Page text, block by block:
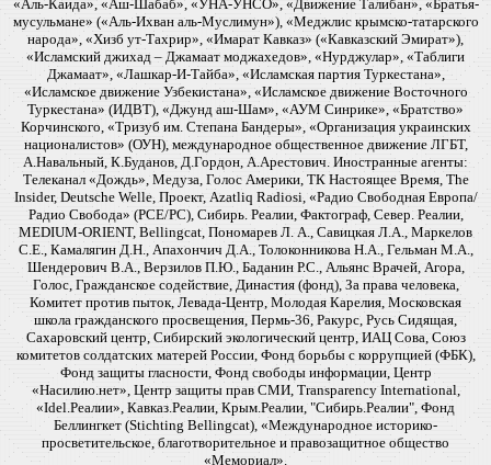
«Аль-Каида», «Аш-Шабаб», «УНА-УНСО», «Движение Талибан», «Братья-
мусульмане» («Аль-Ихван аль-Муслимун»), «Меджлис крымско-татарского
народа», «Хизб ут-Тахрир», «Имарат Кавказ» («Кавказский Эмират»),
«Исламский джихад – Джамаат моджахедов», «Нурджулар», «Таблиги
Джамаат», «Лашкар-И-Тайба», «Исламская партия Туркестана»,
«Исламское движение Узбекистана», «Исламское движение Восточного
Туркестана» (ИДВТ), «Джунд аш-Шам», «АУМ Синрике», «Братство»
Корчинского, «Тризуб им. Степана Бандеры», «Организация украинских
националистов» (ОУН), международное общественное движение ЛГБТ,
А.Навальный, К.Буданов, Д.Гордон, А.Арестович. Иностранные агенты:
Телеканал «Дождь», Медуза, Голос Америки, ТК Настоящее Время, The
Insider, Deutsche Welle, Проект, Azatliq Radiosi, «Радио Свободная Европа/
Радио Свобода» (PCE/PC), Сибирь. Реалии, Фактограф, Север. Реалии,
MEDIUM-ORIENT, Bellingcat, Пономарев Л. А., Савицкая Л.А., Маркелов
С.Е., Камалягин Д.Н., Апахончич Д.А., Толоконникова Н.А., Гельман М.А.,
Шендерович В.А., Верзилов П.Ю., Баданин Р.С., Альянс Врачей, Агора,
Голос, Гражданское содействие, Династия (фонд), За права человека,
Комитет против пыток, Левада-Центр, Молодая Карелия, Московская
школа гражданского просвещения, Пермь-36, Ракурс, Русь Сидящая,
Сахаровский центр, Сибирский экологический центр, ИАЦ Сова, Союз
комитетов солдатских матерей России, Фонд борьбы с коррупцией (ФБК),
Фонд защиты гласности, Фонд свободы информации, Центр
«Насилию.нет», Центр защиты прав СМИ, Transparency International,
«Idel.Реалии», Кавказ.Реалии, Крым.Реалии, "Сибирь.Реалии", Фонд
Беллингкет (Stichting Bellingcat), «Международное историко-
просветительское, благотворительное и правозащитное общество
«Мемориал».